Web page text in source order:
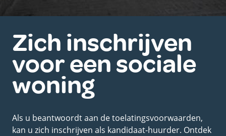
Zich inschrijven
voor een sociale
woning
Als u beantwoordt aan de toelatingsvoorwaarden,
kan u zich inschrijven als kandidaat-huurder. Ontdek